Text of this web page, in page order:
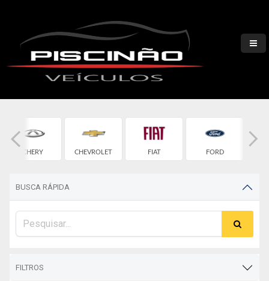
CHERY CHEVROLET FIAT FORD
BUSCA RÁPIDA
FILTROS